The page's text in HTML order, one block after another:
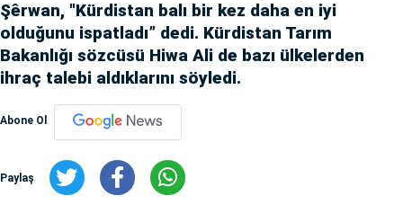
Şêrwan, "Kürdistan balı bir kez daha en iyi
olduğunu ispatladı” dedi. Kürdistan Tarım
Bakanlığı sözcüsü Hiwa Ali de bazı ülkelerden
ihraç talebi aldıklarını söyledi.
Abone Ol
Paylaş